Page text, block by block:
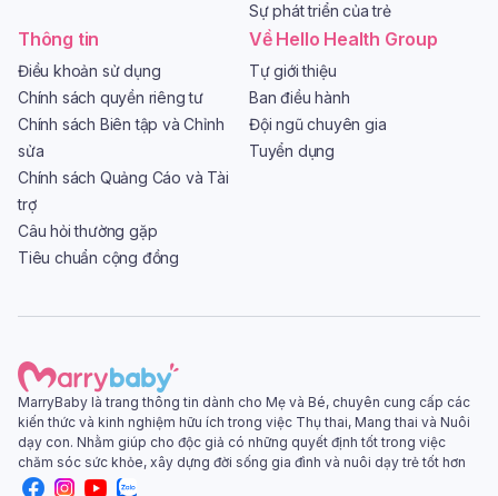
Sự phát triển của trẻ
Thông tin
Điều khoản sử dụng
Chính sách quyền riêng tư
Chính sách Biên tập và Chỉnh
sửa
Chính sách Quảng Cáo và Tài
trợ
Câu hỏi thường gặp
Tiêu chuẩn cộng đồng
Về Hello Health Group
Tự giới thiệu
Ban điều hành
Đội ngũ chuyên gia
Tuyển dụng
MarryBaby là trang thông tin dành cho Mẹ và Bé, chuyên cung cấp các
kiến thức và kinh nghiệm hữu ích trong việc Thụ thai, Mang thai và Nuôi
dạy con. Nhằm giúp cho độc giả có những quyết định tốt trong việc
chăm sóc sức khỏe, xây dựng đời sống gia đình và nuôi dạy trẻ tốt hơn